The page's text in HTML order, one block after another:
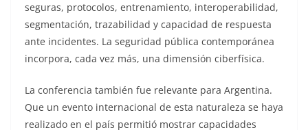
seguras, protocolos, entrenamiento, interoperabilidad,
segmentación, trazabilidad y capacidad de respuesta
ante incidentes. La seguridad pública contemporánea
incorpora, cada vez más, una dimensión ciberfísica.
La conferencia también fue relevante para Argentina.
Que un evento internacional de esta naturaleza se haya
realizado en el país permitió mostrar capacidades